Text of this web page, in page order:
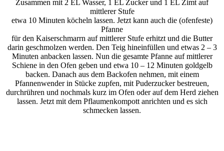
Zusammen mit 2 EL Wasser, 1 EL Zucker und 1 EL Zimt auf
mittlerer Stufe
etwa 10 Minuten köcheln lassen. Jetzt kann auch die (ofenfeste)
Pfanne
für den Kaiserschmarrn auf mittlerer Stufe erhitzt und die Butter
darin geschmolzen werden. Den Teig hineinfüllen und etwas 2 – 3
Minuten anbacken lassen. Nun die gesamte Pfanne auf mittlerer
Schiene in den Ofen geben und etwa 10 – 12 Minuten goldgelb
backen. Danach aus dem Backofen nehmen, mit einem
Pfannenwender in Stücke zupfen, mit Puderzucker bestreuen,
durchrühren und nochmals kurz im Ofen oder auf dem Herd ziehen
lassen. Jetzt mit dem Pflaumenkompott anrichten und es sich
schmecken lassen.